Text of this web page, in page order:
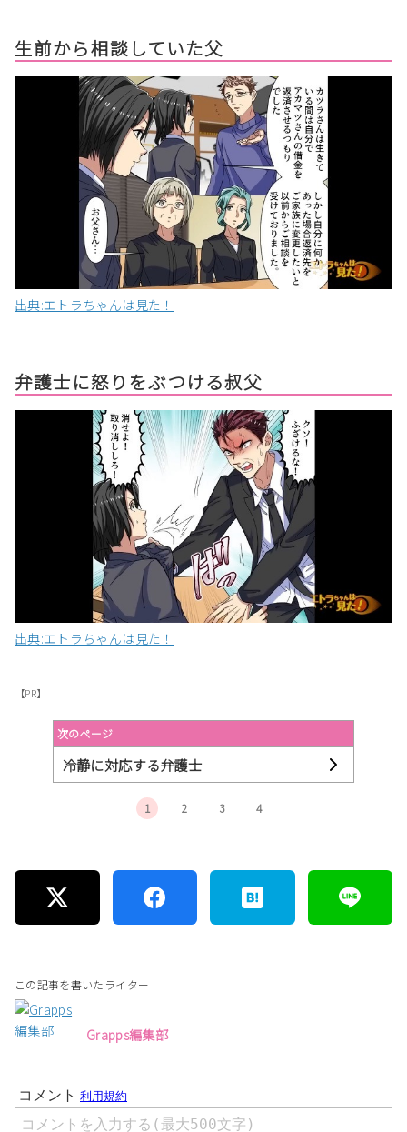
生前から相談していた父
出典:エトラちゃんは見た！
弁護士に怒りをぶつける叔父
出典:エトラちゃんは見た！
【PR】
次のページ
冷静に対応する弁護士
1 2 3 4
この記事を書いたライター
Grapps編集部